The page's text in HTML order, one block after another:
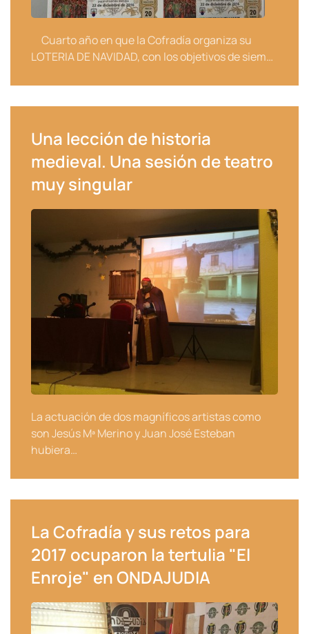
Cuarto año en que la Cofradía organiza su
LOTERIA DE NAVIDAD, con los objetivos de siem…
Una lección de historia
medieval. Una sesión de teatro
muy singular
La actuación de dos magníficos artistas como
son Jesús Mª Merino y Juan José Esteban
hubiera…
La Cofradía y sus retos para
2017 ocuparon la tertulia "El
Enroje" en ONDAJUDIA